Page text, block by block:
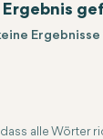
Ergebnis
alle Wörter